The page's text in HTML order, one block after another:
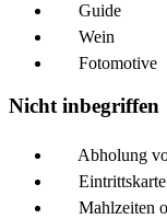
Guide
Wein
Fotomotive
Nicht inbegriffen
Abholung
Eintrittskarte
Mahlzeiten